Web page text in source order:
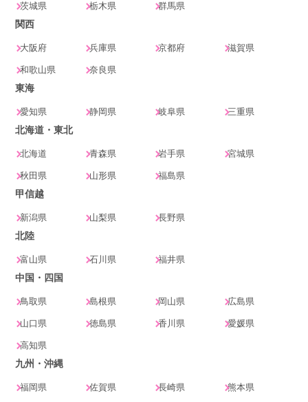
茨城県 栃木県
群馬県
関西
大阪府 兵庫県 京都府 滋賀県
和歌山県
奈良県
東海
愛知県 静岡県 岐阜県
三重県
北海道・東北
北海道 青森県 岩手県 宮城県
秋田県 山形県
福島県
甲信越
新潟県 山梨県
長野県
北陸
富山県 石川県
福井県
中国・四国
鳥取県 島根県 岡山県 広島県
山口県 徳島県 香川県 愛媛県
高知県
九州・沖縄
福岡県 佐賀県 長崎県 熊本県